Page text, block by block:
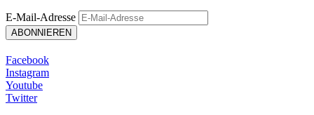
E-Mail-Adresse
Facebook
Instagram
Youtube
Twitter